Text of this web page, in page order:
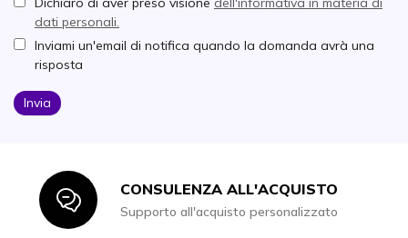
dati personali.
Inviami un'email di notifica quando la domanda avrà una
risposta
Invia
IconCONSULENZA ALL'ACQUISTO
Supporto all'acquisto personalizzato